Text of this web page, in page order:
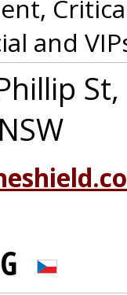
and
St,